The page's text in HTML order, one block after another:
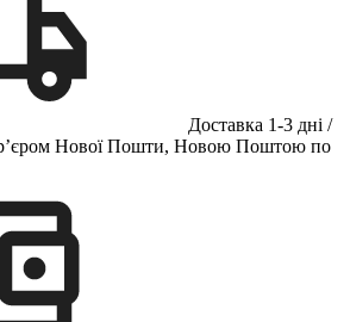
Доставка 1-3 дні /
Нової Пошти, Новою Поштою по